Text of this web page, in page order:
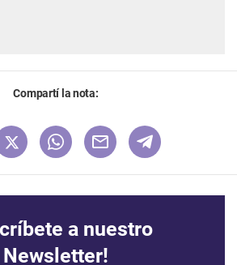
Compartí la nota:
a nuestro
Newsletter!